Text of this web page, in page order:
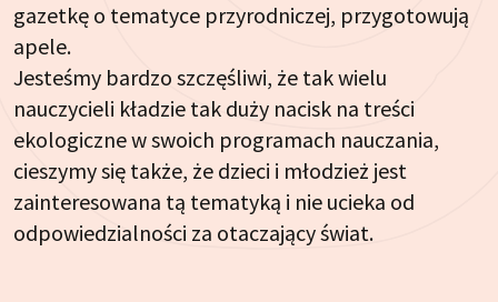
gazetkę o tematyce przyrodniczej, przygotowują
apele.
Jesteśmy bardzo szczęśliwi, że tak wielu
nauczycieli kładzie tak duży nacisk na treści
ekologiczne w swoich programach nauczania,
cieszymy się także, że dzieci i młodzież jest
zainteresowana tą tematyką i nie ucieka od
odpowiedzialności za otaczający świat.